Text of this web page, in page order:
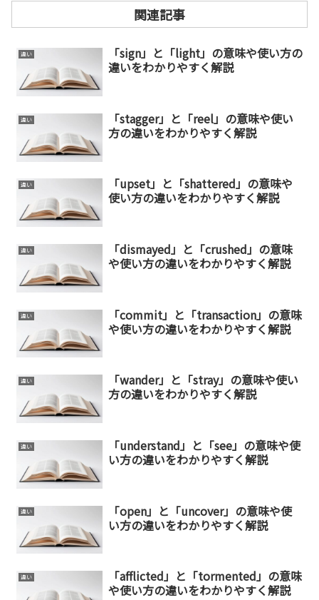
関連記事
違い
「sign」と「light」の意味や使い方の
違いをわかりやすく解説
違い
「stagger」と「reel」の意味や使い
方の違いをわかりやすく解説
違い
「upset」と「shattered」の意味や
使い方の違いをわかりやすく解説
違い
「dismayed」と「crushed」の意味
や使い方の違いをわかりやすく解説
違い
「commit」と「transaction」の意味
や使い方の違いをわかりやすく解説
違い
「wander」と「stray」の意味や使い
方の違いをわかりやすく解説
違い
「understand」と「see」の意味や使
い方の違いをわかりやすく解説
違い
「open」と「uncover」の意味や使
い方の違いをわかりやすく解説
違い
「afflicted」と「tormented」の意味
や使い方の違いをわかりやすく解説